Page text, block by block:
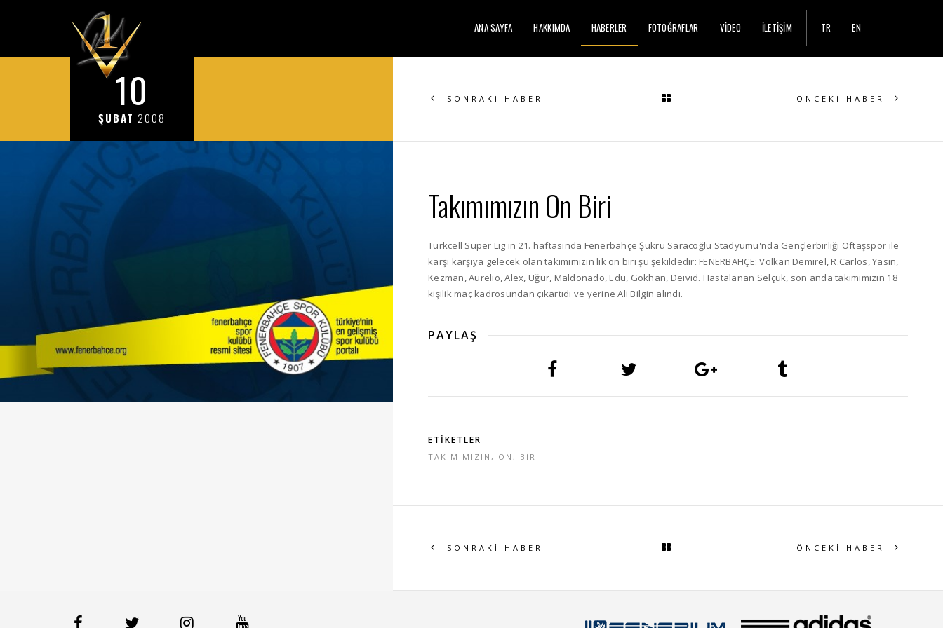
ANA SAYFA HAKKIMDA HABERLER FOTOĞRAFLAR VİDEO İLETİŞİM TR EN
10
ŞUBAT 2008
SONRAKİ HABER ÖNCEKİ HABER
Takımımızın On Biri
Turkcell Süper Lig'in 21. haftasında Fenerbahçe Şükrü Saracoğlu Stadyumu'nda Gençlerbirliği Oftaşspor ile
karşı karşıya gelecek olan takımımızın lik on biri şu şekildedir: FENERBAHÇE: Volkan Demirel, R.Carlos, Yasin,
Kezman, Aurelio, Alex, Uğur, Maldonado, Edu, Gökhan, Deivid. Hastalanan Selçuk, son anda takımımızın 18
kişilik maç kadrosundan çıkartıdı ve yerine Ali Bilgin alındı.
PAYLAŞ
ETİKETLER
TAKIMIMIZIN , ON , BİRİ
SONRAKİ HABER ÖNCEKİ HABER